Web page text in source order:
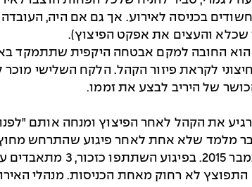
בכניסה לאירוע. אך גם אם היה,
שכלא והעצים את אפקט הפיצוץ).
החובה למקם אבטחה היקפית שתתמקד
של היריב לבצע את זממו.
את הקהל לאחר הפיצוץ ומנחה אותם
מלמד שלא אחת לאחר פיגוע שהתרחש
לביצוע פיגוע נוסף דוגמת